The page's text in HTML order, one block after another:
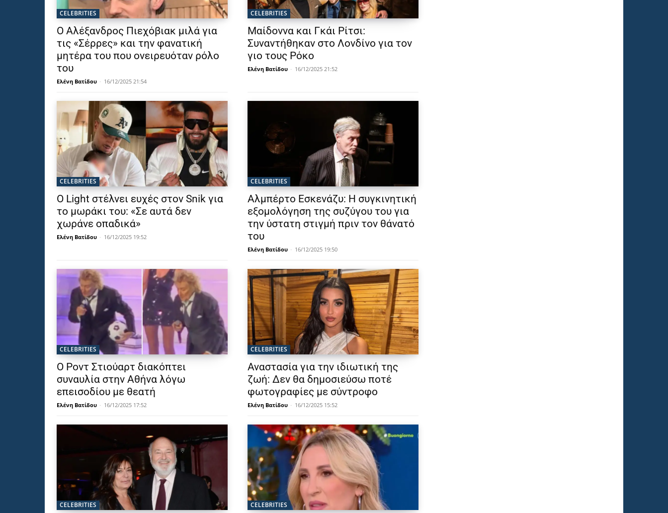
CELEBRITIES
Ο Αλέξανδρος Πιεχόβιακ μιλά για
τις «Σέρρες» και την φανατική
μητέρα του που ονειρευόταν ρόλο
του
Ελένη Βατίδου - 16/12/2025 21:54
CELEBRITIES
Μαίδοννα και Γκάι Ρίτσι:
Συναντήθηκαν στο Λονδίνο για τον
γιο τους Ρόκο
Ελένη Βατίδου - 16/12/2025 21:52
CELEBRITIES
Ο Light στέλνει ευχές στον Snik για
το μωράκι του: «Σε αυτά δεν
χωράνε οπαδικά»
Ελένη Βατίδου - 16/12/2025 19:52
CELEBRITIES
Αλμπέρτο Εσκενάζυ: Η συγκινητική
εξομολόγηση της συζύγου του για
την ύστατη στιγμή πριν τον θάνατό
του
Ελένη Βατίδου - 16/12/2025 19:50
CELEBRITIES
Ο Ροντ Στιούαρτ διακόπτει
συναυλία στην Αθήνα λόγω
επεισοδίου με θεατή
Ελένη Βατίδου - 16/12/2025 17:52
CELEBRITIES
Αναστασία για την ιδιωτική της
ζωή: Δεν θα δημοσιεύσω ποτέ
φωτογραφίες με σύντροφο
Ελένη Βατίδου - 16/12/2025 15:52
CELEBRITIES CELEBRITIES